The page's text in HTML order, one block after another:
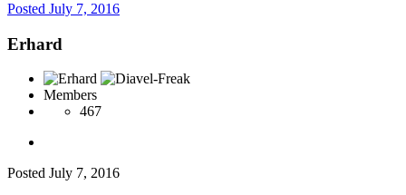
Posted July 7, 2016
Erhard
Members
467
Posted July 7, 2016